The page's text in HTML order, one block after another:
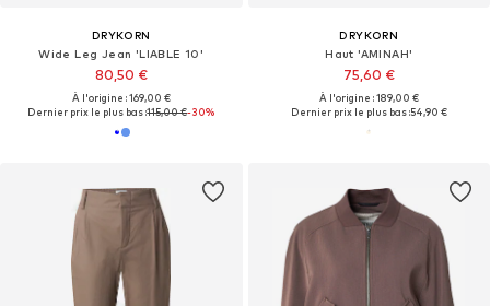
DRYKORN
Wide Leg Jean 'LIABLE 10'
80,50 €
À l'origine : 169,00 €
Dernier prix le plus bas :115,00 €-30%
DRYKORN
Haut 'AMINAH'
75,60 €
À l'origine : 189,00 €
Dernier prix le plus bas :54,90 €